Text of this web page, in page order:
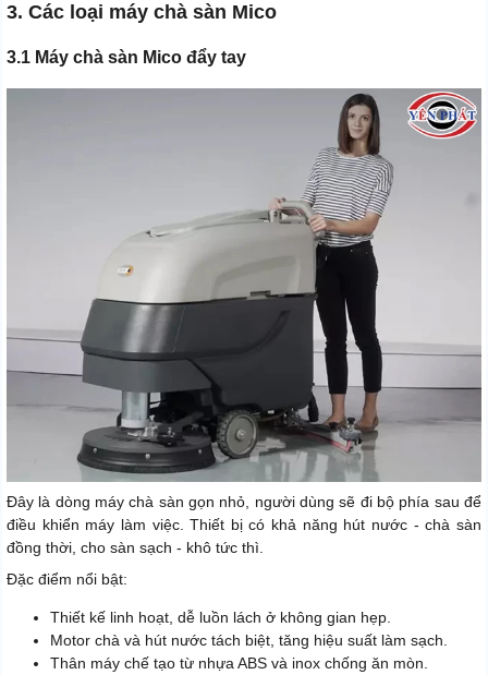
3. Các loại máy chà sàn Mico
3.1 Máy chà sàn Mico đẩy tay
Đây là dòng máy chà sàn gọn nhỏ, người dùng sẽ đi bộ phía sau để
điều khiển máy làm việc. Thiết bị có khả năng hút nước - chà sàn
đồng thời, cho sàn sạch - khô tức thì.
Đặc điểm nổi bật:
Thiết kế linh hoạt, dễ luồn lách ở không gian hẹp.
Motor chà và hút nước tách biệt, tăng hiệu suất làm sạch.
Thân máy chế tạo từ nhựa ABS và inox chống ăn mòn.